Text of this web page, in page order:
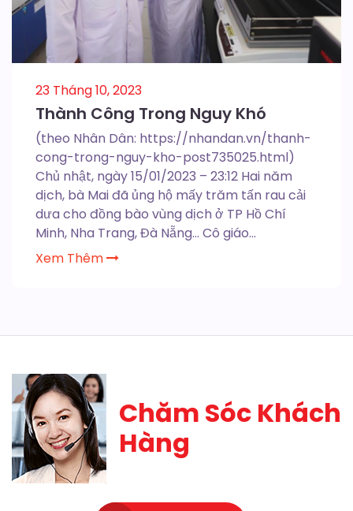
23 Tháng 10, 2023
Thành Công Trong Nguy Khó
(theo Nhân Dân: https://nhandan.vn/thanh-
cong-trong-nguy-kho-post735025.html)
Chủ nhật, ngày 15/01/2023 – 23:12 Hai năm
dịch, bà Mai đã ủng hộ mấy trăm tấn rau cải
dưa cho đồng bào vùng dịch ở TP Hồ Chí
Minh, Nha Trang, Đà Nẵng… Cô giáo...
Xem Thêm
Chăm Sóc Khách
Hàng